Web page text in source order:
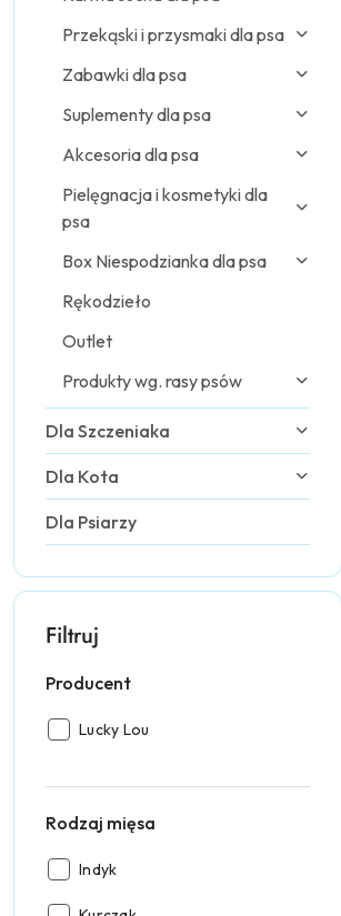
Przekąski i przysmaki dla psa
Zabawki dla psa
Suplementy dla psa
Akcesoria dla psa
Pielęgnacja i kosmetyki dla
psa
Box Niespodzianka dla psa
Rękodzieło
Outlet
Produkty wg. rasy psów
Dla Szczeniaka
Dla Kota
Dla Psiarzy
Filtruj
Producent
Producent:
Lucky Lou
Rodzaj mięsa
Rodzaj
Indyk